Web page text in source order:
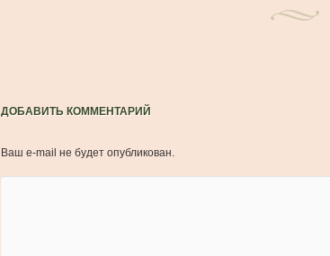
ДОБАВИТЬ КОММЕНТАРИЙ
Ваш e-mail не будет опубликован.